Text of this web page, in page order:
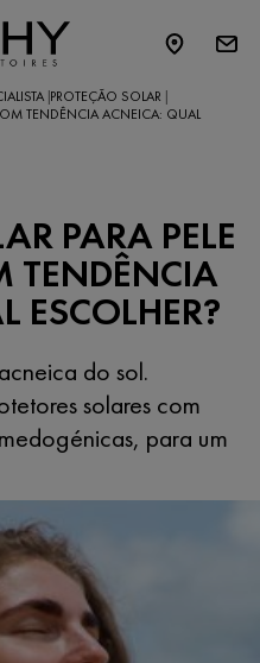
PROTEÇÃO SOLAR
TENDÊNCIA ACNEICA: QUAL
PARA PELE
TENDÊNCIA
ESCOLHER?
do sol.
solares com
para um